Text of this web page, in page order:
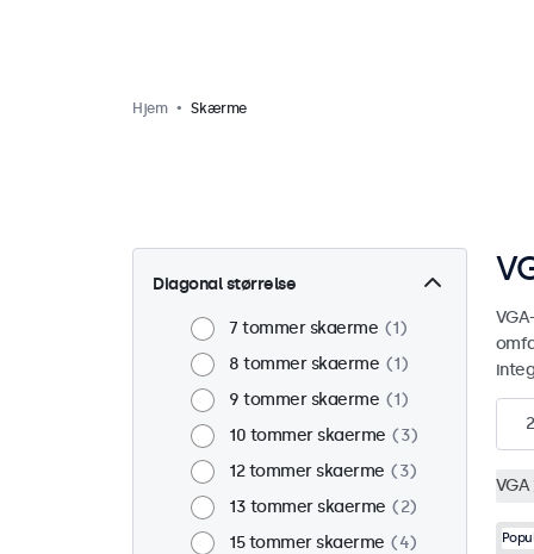
Hjem Skærme
Diagonal størrelse
7 tommer skaerme
1
8 tommer skaerme
1
9 tommer skaerme
1
10 tommer skaerme
3
12 tommer skaerme
3
13 tommer skaerme
2
15 tommer skaerme
4
VGA